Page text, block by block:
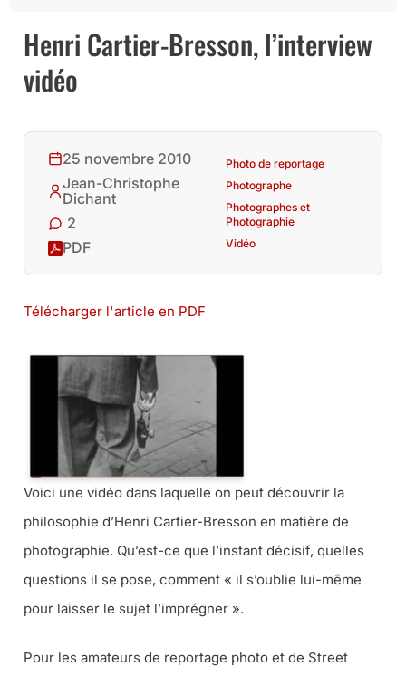
Henri Cartier-Bresson, l’interview
vidéo
25 novembre 2010
Jean-Christophe
Dichant
2
PDF
Photo de reportage
Photographe
Photographes et
Photographie
Vidéo
Télécharger l'article en PDF
Voici une vidéo dans laquelle on peut découvrir la
philosophie d’Henri Cartier-Bresson en matière de
photographie. Qu’est-ce que l’instant décisif, quelles
questions il se pose, comment « il s’oublie lui-même
pour laisser le sujet l’imprégner ».
Pour les amateurs de reportage photo et de Street